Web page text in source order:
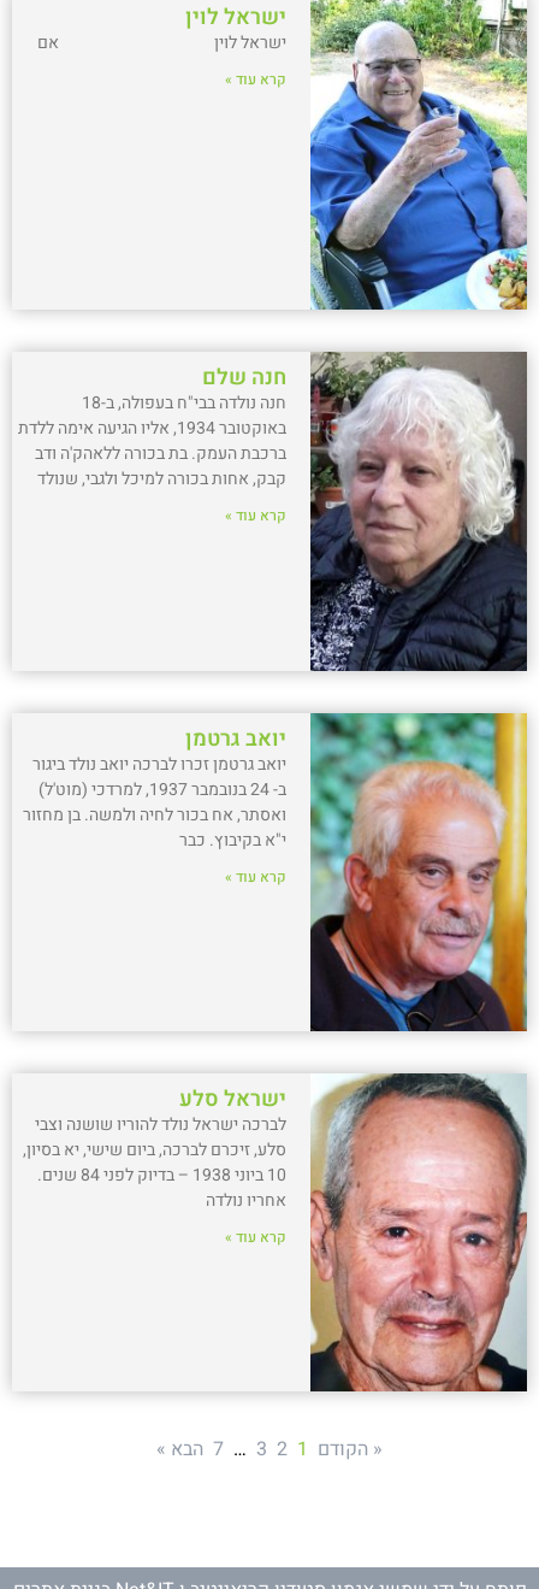
ישראל לוין
ישראל לוין אם
קרא עוד »
חנה שלם
חנה נולדה בבי"ח בעפולה, ב-18
באוקטובר 1934, אליו הגיעה אימה ללדת
ברכבת העמק. בת בכורה ללאהק'ה ודב
קבק, אחות בכורה למיכל ולגבי, שנולד
קרא עוד »
יואב גרטמן
יואב גרטמן זכרו לברכה יואב נולד ביגור
ב- 24 בנובמבר 1937, למרדכי (מוט'ל)
ואסתר, אח בכור לחיה ולמשה. בן מחזור
י"א בקיבוץ. כבר
קרא עוד »
ישראל סלע
לברכה ישראל נולד להוריו שושנה וצבי
סלע, זיכרם לברכה, ביום שישי, יא בסיון,
10 ביוני 1938 – בדיוק לפני 84 שנים.
אחריו נולדה
קרא עוד »
« הקודם 1
2
3
…
7 הבא »